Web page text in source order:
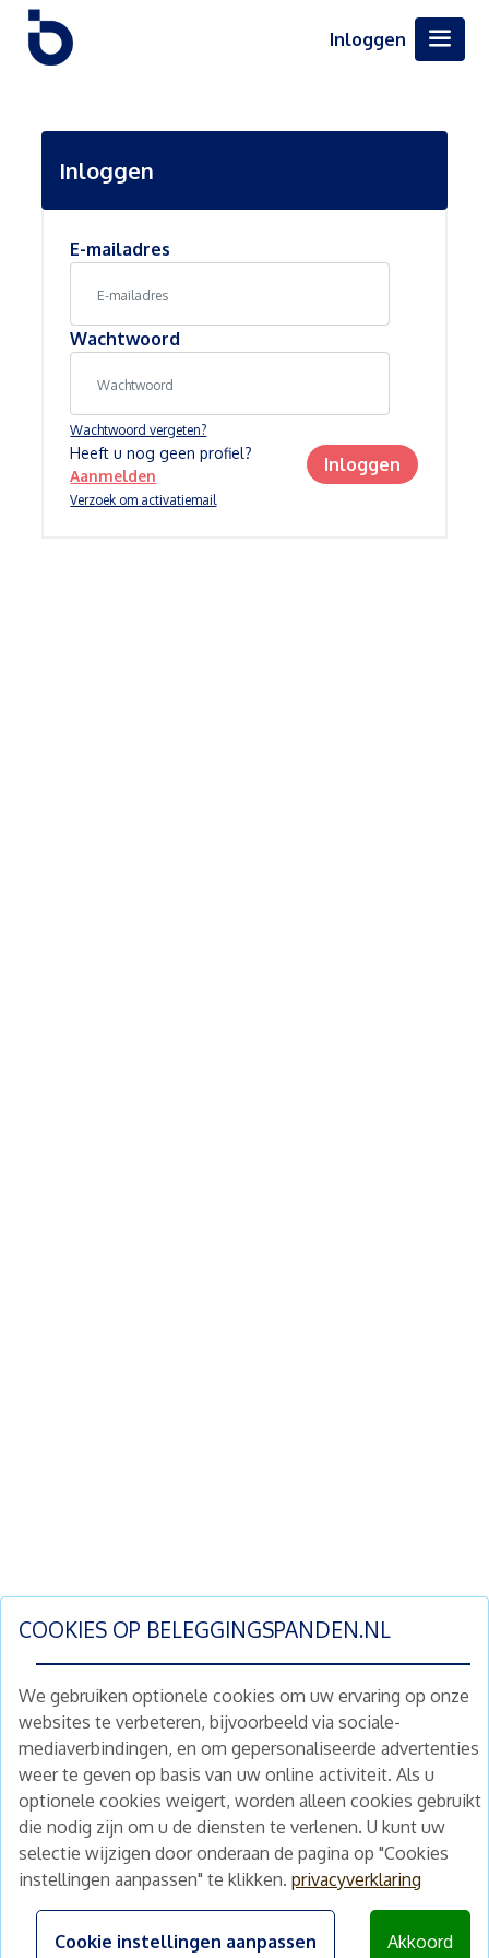
COOKIES OP BELEGGINGSPANDEN.NL
We gebruiken optionele cookies om uw ervaring op onze
websites te verbeteren, bijvoorbeeld via sociale-
mediaverbindingen, en om gepersonaliseerde advertenties
weer te geven op basis van uw online activiteit. Als u
optionele cookies weigert, worden alleen cookies gebruikt
die nodig zijn om u de diensten te verlenen. U kunt uw
selectie wijzigen door onderaan de pagina op "Cookies
instellingen aanpassen" te klikken. privacyverklaring
Cookie instellingen aanpassen Akkoord
Inloggen
Inloggen
E-mailadres
Wachtwoord
Wachtwoord vergeten?
Verzoek om activatiemail
Heeft u nog geen profiel?
Aanmelden
Inloggen
Schrijf je nu in en ontvang wekelijks ons
nieuwe aanbod vastgoedbeleggingen.
Nieuwsbrief Abonneren
Home
Te koop
Nieuws
Schimmelstraat 5H
1053 TA Amsterdam
+31 (0) 30 225 31 12